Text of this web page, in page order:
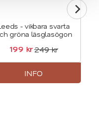
- vikbara svarta
gröna läsglasögon
199 kr249kr
INFO